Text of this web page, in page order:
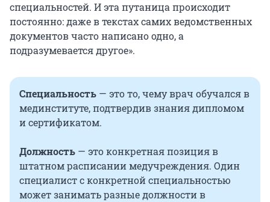
специальностей. И эта путаница происходит
постоянно: даже в текстах самих ведомственных
документов часто написано одно, а
подразумевается другое».
Специальность — это то, чему врач обучался в
мединституте, подтвердив знания дипломом
и сертификатом.
Должность — это конкретная позиция в
штатном расписании медучреждения. Один
специалист с конкретной специальностью
может занимать разные должности в